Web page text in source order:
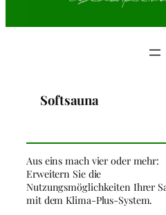
Softsauna
Aus eins mach vier oder mehr:
Erweitern Sie die
Nutzungsmöglichkeiten Ihrer
mit dem Klima-Plus-System.